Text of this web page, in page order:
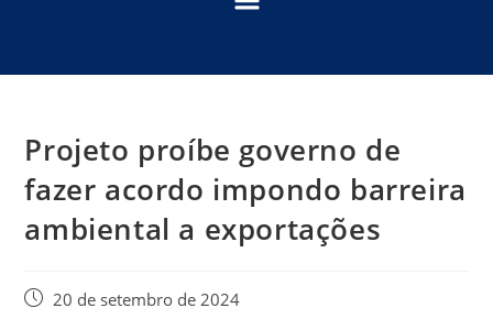
Projeto proíbe governo de
fazer acordo impondo barreira
ambiental a exportações
20 de setembro de 2024